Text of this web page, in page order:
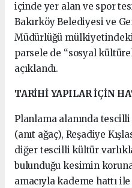
içinde yer alan ve spor
Bakırköy Belediyesi ve
Müdürlüğü
parsele de “sosyal
açıklandı.
TARİHİ YAPILAR İÇİN
Planlama alanında
(anıt ağaç), Reşadiye
diğer tescilli kültür
bulunduğu kesimin
amacıyla kademe hattı